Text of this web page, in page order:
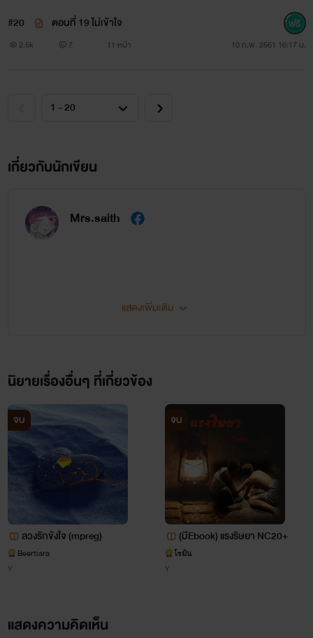
ลูกสาว : เจ้าของห้างดัง
#20 ตอนที่ 19 ไม่เข้าใจ
2.5k 7 11 หน้า 10 ก.พ. 2561 16:17 น.
เกี่ยวกับนักเขียน
Mrs.saith
แสดงเพิ่มเติม
นิยายเรื่องอื่นๆ ที่เกี่ยวข้อง
จบ
ลวงรักขังใจ (mpreg)
Beertiara
Y
จบ
(มีEbook) แรงริษยา NC20+
โรมัน
Y
แสดงความคิดเห็น